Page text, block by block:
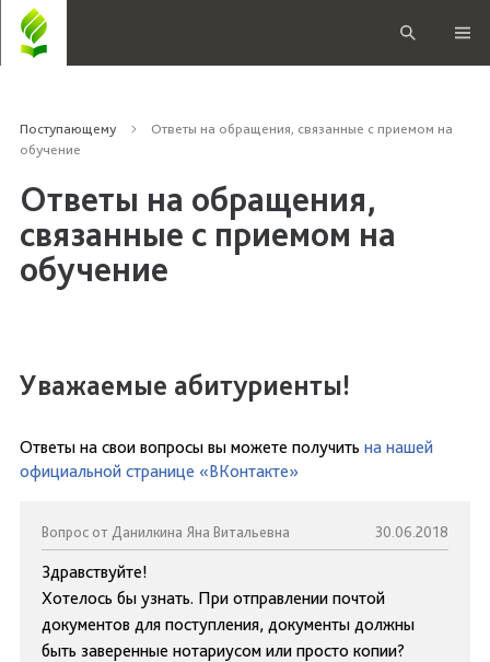
Поступающему
Ответы на обращения, связанные с приемом на
обучение
Ответы на обращения,
связанные с приемом на
обучение
Уважаемые абитуриенты!
Ответы на свои вопросы вы можете получить на нашей
официальной странице «ВКонтакте»
Вопрос от Данилкина Яна Витальевна 30.06.2018
Здравствуйте!
Хотелось бы узнать. При отправлении почтой
документов для поступления, документы должны
быть заверенные нотариусом или просто копии?